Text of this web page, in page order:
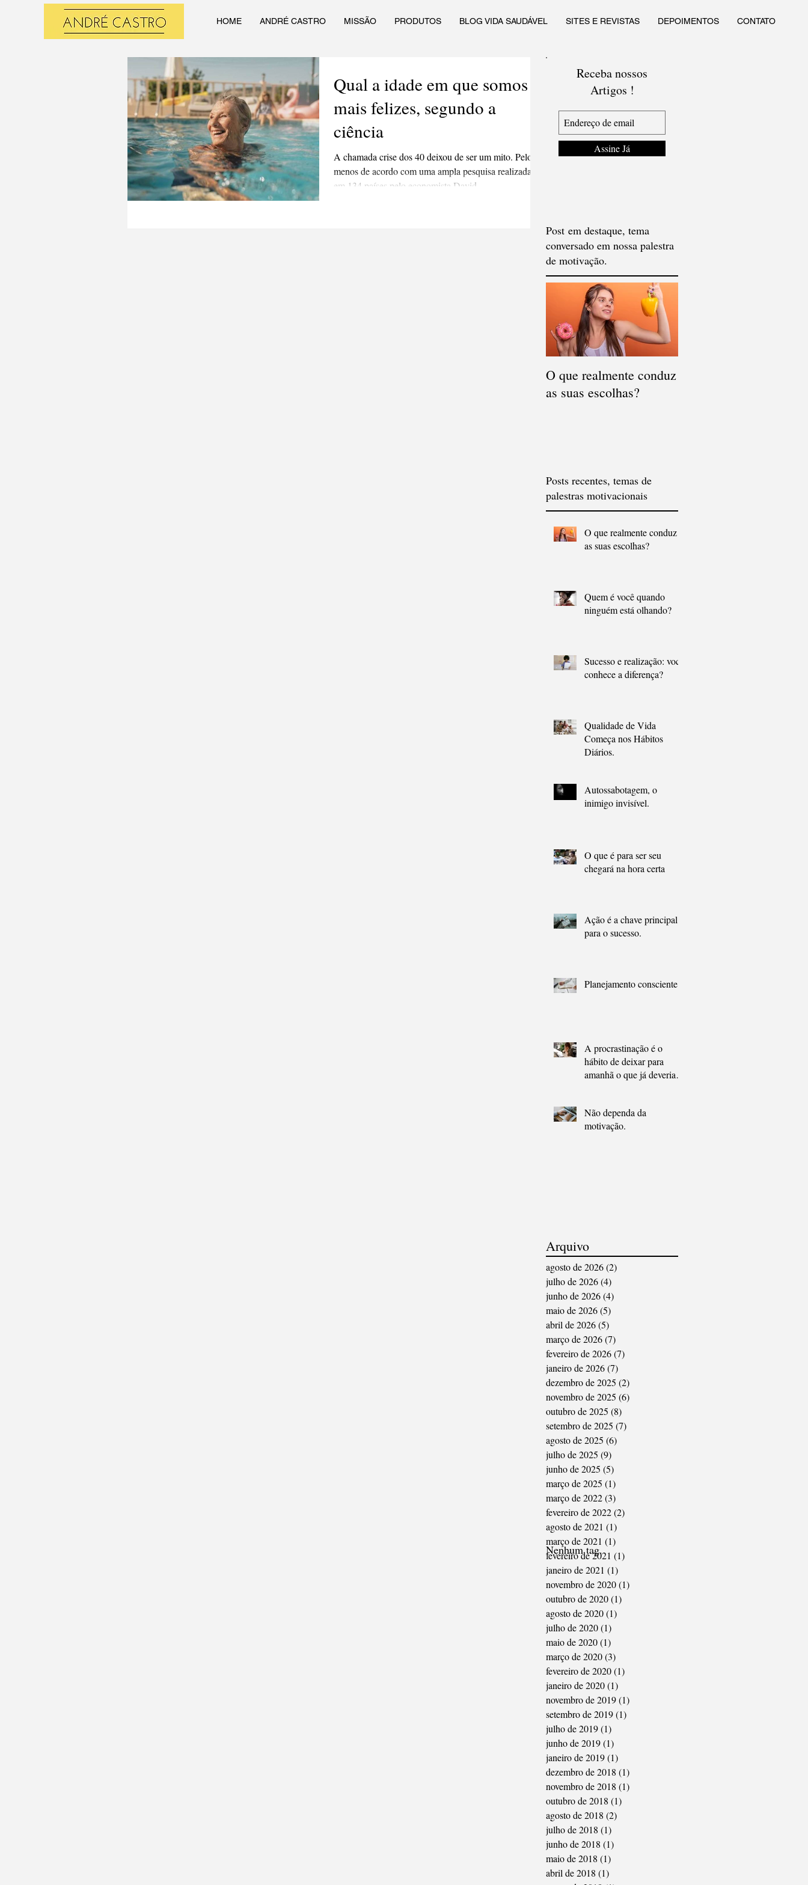
HOME ANDRÉ CASTRO MISSÃO PRODUTOS BLOG VIDA SAUDÁVEL SITES E REVISTAS DEPOIMENTOS CONTATO
Qual a idade em que somos
mais felizes, segundo a
ciência
A chamada crise dos 40 deixou de ser um mito. Pelo
menos de acordo com uma ampla pesquisa realizada
em 134 países pelo economista David...
Receba nossos
Artigos !
Assine Já
Post em destaque, tema
conversado em nossa palestra
de motivação.
O que realmente conduz
as suas escolhas?
Posts recentes, temas de
palestras motivacionais
O que realmente conduz
as suas escolhas?
Quem é você quando
ninguém está olhando?
Sucesso e realização: você
conhece a diferença?
Qualidade de Vida
Começa nos Hábitos
Diários.
Autossabotagem, o
inimigo invisível.
O que é para ser seu
chegará na hora certa
Ação é a chave principal
para o sucesso.
Planejamento consciente
A procrastinação é o
hábito de deixar para
amanhã o que já deveria
Não dependa da
motivação.
Arquivo
agosto de 2026(2)
julho de 2026(4)
junho de 2026(4)
maio de 2026(5)
abril de 2026(5)
março de 2026(7)
fevereiro de 2026(7)
janeiro de 2026(7)
dezembro de 2025 (2)
novembro de 2025 (6)
outubro de 2025 (8)
setembro de 2025 (7)
agosto de 2025 (6)
julho de 2025 (9)
junho de 2025 (5)
março de 2025 (1)
março de 2022(3)
fevereiro de 2022(2)
agosto de 2021 (1)
março de 2021 (1)
fevereiro de 2021 (1)
janeiro de 2021 (1)
novembro de 2020(1)
outubro de 2020(1)
agosto de 2020(1)
julho de 2020(1)
maio de 2020(1)
março de 2020(3)
fevereiro de 2020(1)
janeiro de 2020(1)
novembro de 2019(1)
setembro de 2019(1)
julho de 2019(1)
junho de 2019(1)
janeiro de 2019(1)
dezembro de 2018 (1)
novembro de 2018 (1)
outubro de 2018 (1)
agosto de 2018 (2)
julho de 2018 (1)
junho de 2018 (1)
maio de 2018 (1)
abril de 2018 (1)
Nenhum tag.